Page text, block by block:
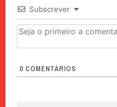
Subscrever
0 COMENTÁRIOS